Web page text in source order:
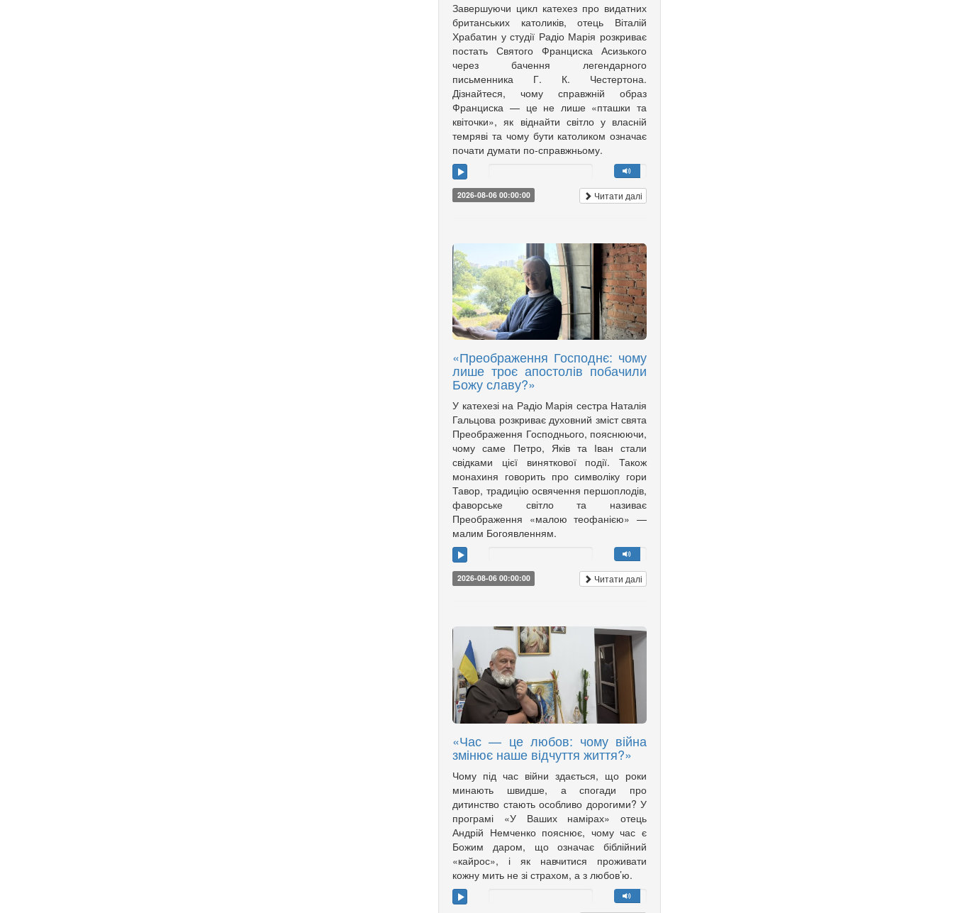
Завершуючи цикл катехез про видатних
британських католиків, отець Віталій
Храбатин у студії Радіо Марія розкриває
постать Святого Франциска Асизького
через бачення легендарного
письменника Г. К. Честертона.
Дізнайтеся, чому справжній образ
Франциска — це не лише «пташки та
квіточки», як віднайти світло у власній
темряві та чому бути католиком означає
почати думати по-справжньому.
2026-08-06 00:00:00 Читати далі
«Преображення Господнє: чому
лише троє апостолів побачили
Божу славу?»
У катехезі на Радіо Марія сестра Наталія
Гальцова розкриває духовний зміст свята
Преображення Господнього, пояснюючи,
чому саме Петро, Яків та Іван стали
свідками цієї виняткової події. Також
монахиня говорить про символіку гори
Тавор, традицію освячення першоплодів,
фаворське світло та називає
Преображення «малою теофанією» —
малим Богоявленням.
2026-08-06 00:00:00 Читати далі
«Час — це любов: чому війна
змінює наше відчуття життя?»
Чому під час війни здається, що роки
минають швидше, а спогади про
дитинство стають особливо дорогими? У
програмі «У Ваших намірах» отець
Андрій Немченко пояснює, чому час є
Божим даром, що означає біблійний
«кайрос», і як навчитися проживати
кожну мить не зі страхом, а з любов’ю.